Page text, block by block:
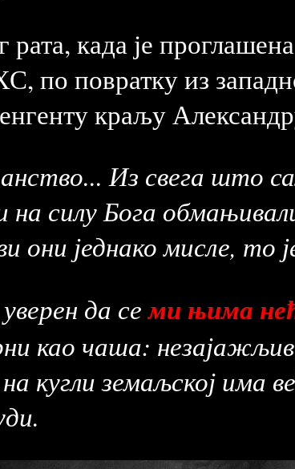
када је
по повратку из
краљу
Из свега што
силу Бога
они једнако мисле, то
да семи њима
као чаша:
кугли земаљској има